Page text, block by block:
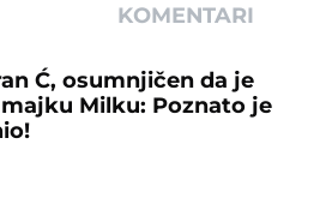
KOMENTARI
Ć, osumnjičen da je
Milku: Poznato je